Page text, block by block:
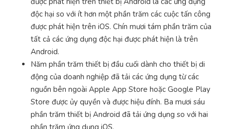
độc hại so với ít hơn một phần trăm các cuộc tấn công
được phát hiện trên iOS. Chín mươi tám phần trăm của
tất cả các ứng dụng độc hại được phát hiện là trên
Android.
Năm phần trăm thiết bị đầu cuối dành cho thiết bị di
động của doanh nghiệp đã tải các ứng dụng từ các
nguồn bên ngoài Apple App Store hoặc Google Play
Store được ủy quyền và được hiệu đính. Ba mươi sáu
phần trăm thiết bị Android đã tải ứng dụng so với hai
phần trăm ứng dụng iOS.